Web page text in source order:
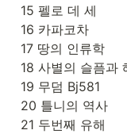
15 펠로 데 세
16 카파코차
17 땅의 인류학
18 사별의 슬픔과
19 무덤 Bj581
20 틀니의 역사
21 두번째 유해